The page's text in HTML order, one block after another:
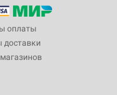
оплаты